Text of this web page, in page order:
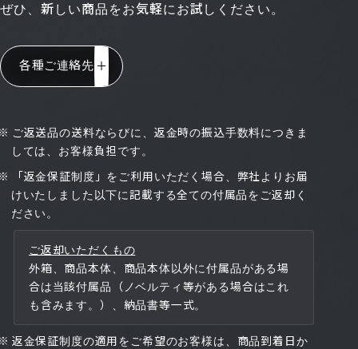
各種ご連絡先
ぜひ、新しい商品をお気軽にお試しください。
ご返送品の送料ならびに、返金時の振込手数料につきま
しては、お客様負担です。
「返金保証制度」をご利用いただく場合、弊社よりお届
けいたしました以下に記載する全ての付属品をご返却く
ださい。
ご返却いただくもの
外箱、商品本体、商品本体以外に付属品がある場
合は当該付属品（ノベルティ等がある場合はこれ
も含みます。）、納品書等一式。
返金保証制度の適用をご希望のお客様は、商品到着日か